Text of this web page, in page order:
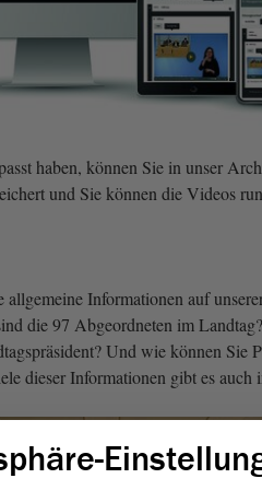
haben, können Sie in unser
und Sie können die Videos
Informationen auf
die 97 Abgeordneten im
Und wie können Sie
dieser Informationen gibt es auch